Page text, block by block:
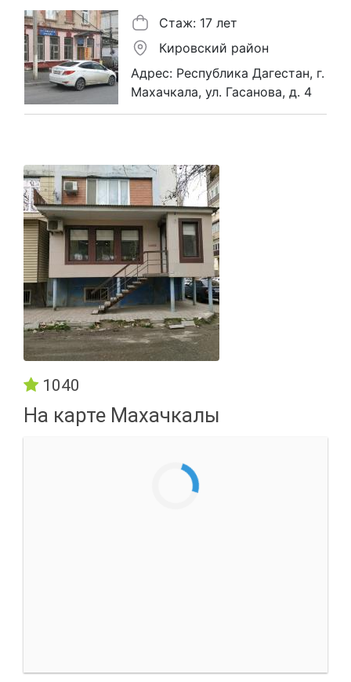
Стаж: 17 лет
Кировский район
Адрес: Республика Дагестан, г.
Махачкала, ул. Гасанова, д. 4
1040
На карте Махачкалы